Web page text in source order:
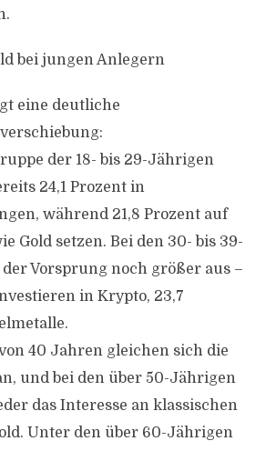
bei jungen Anlegern
eine deutliche
der 18- bis 29-Jährigen
24,1 Prozent in
während 21,8 Prozent auf
Gold setzen. Bei den 30- bis 39-
Vorsprung noch größer aus –
in Krypto, 23,7
40 Jahren gleichen sich die
und bei den über 50-Jährigen
das Interesse an klassischen
Unter den über 60-Jährigen